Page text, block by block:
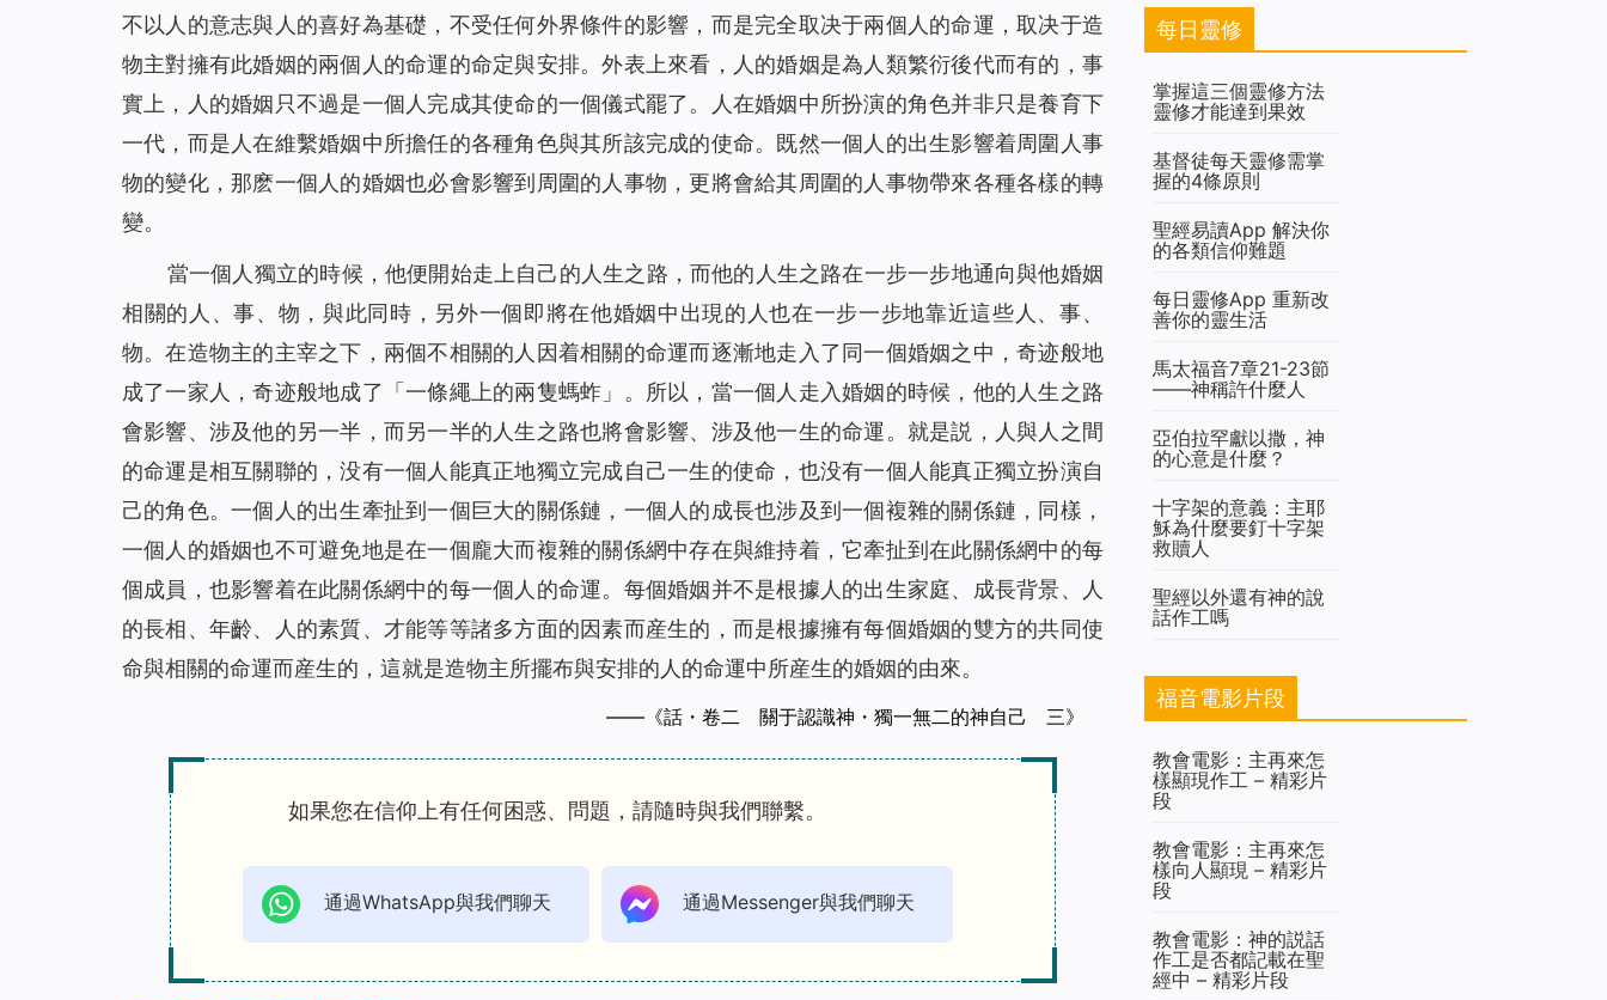
不以人的意志與人的喜好為基礎，不受任何外界條件的影響，而是完全取决于兩個人的命運，取决于造
物主對擁有此婚姻的兩個人的命運的命定與安排。外表上來看，人的婚姻是為人類繁衍後代而有的，事
實上，人的婚姻只不過是一個人完成其使命的一個儀式罷了。人在婚姻中所扮演的角色并非只是養育下
一代，而是人在維繫婚姻中所擔任的各種角色與其所該完成的使命。既然一個人的出生影響着周圍人事
物的變化，那麽一個人的婚姻也必會影響到周圍的人事物，更將會給其周圍的人事物帶來各種各樣的轉
變。
當一個人獨立的時候，他便開始走上自己的人生之路，而他的人生之路在一步一步地通向與他婚姻
相關的人、事、物，與此同時，另外一個即將在他婚姻中出現的人也在一步一步地靠近這些人、事、
物。在造物主的主宰之下，兩個不相關的人因着相關的命運而逐漸地走入了同一個婚姻之中，奇迹般地
成了一家人，奇迹般地成了「一條繩上的兩隻螞蚱」。所以，當一個人走入婚姻的時候，他的人生之路
會影響、涉及他的另一半，而另一半的人生之路也將會影響、涉及他一生的命運。就是説，人與人之間
的命運是相互關聯的，没有一個人能真正地獨立完成自己一生的使命，也没有一個人能真正獨立扮演自
己的角色。一個人的出生牽扯到一個巨大的關係鏈，一個人的成長也涉及到一個複雜的關係鏈，同樣，
一個人的婚姻也不可避免地是在一個龐大而複雜的關係網中存在與維持着，它牽扯到在此關係網中的每
個成員，也影響着在此關係網中的每一個人的命運。每個婚姻并不是根據人的出生家庭、成長背景、人
的長相、年齡、人的素質、才能等等諸多方面的因素而産生的，而是根據擁有每個婚姻的雙方的共同使
命與相關的命運而産生的，這就是造物主所擺布與安排的人的命運中所産生的婚姻的由來。
——《話・卷二 關于認識神・獨一無二的神自己 三》
如果您在信仰上有任何困惑、問題，請隨時與我們聯繫。
通過WhatsApp與我們聊天 通過Messenger與我們聊天
每日靈修
掌握這三個靈修方法
靈修才能達到果效
基督徒每天靈修需掌
握的4條原則
聖經易讀App 解決你
的各類信仰難題
每日靈修App 重新改
善你的靈生活
馬太福音7章21-23節
——神稱許什麼人
亞伯拉罕獻以撒，神
的心意是什麼？
十字架的意義：主耶
穌為什麼要釘十字架
救贖人
聖經以外還有神的說
話作工嗎
福音電影片段
教會電影：主再來怎
樣顯現作工 – 精彩片
段
教會電影：主再來怎
樣向人顯現 – 精彩片
段
教會電影：神的説話
作工是否都記載在聖
經中 – 精彩片段